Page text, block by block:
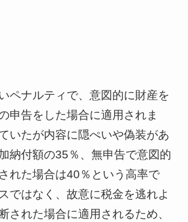
ペナルティで、意図的に財産を
申告をした場合に適用されま
いたが内容に隠ぺいや偽装があ
納付額の35％、無申告で意図的
れた場合は40％という高率で
ではなく、故意に税金を逃れよ
された場合に適用されるため、